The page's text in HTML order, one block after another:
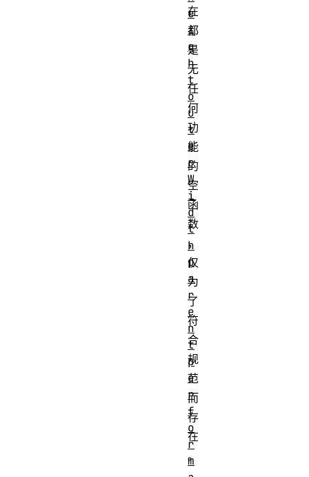
在
都
是
无
任
何
功
能
的
空
函
数
，
仅
为
了
符
合
规
范
而
存
在
。
e
i
g
h
t
o
u
t
e
r
W
i
d
t
h
p
a
r
e
n
t
p
e
r
f
o
r
m